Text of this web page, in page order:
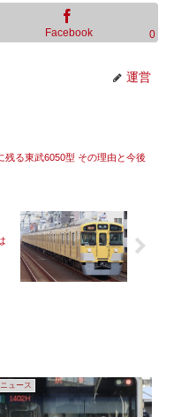
Facebook 0
運営
残る東武6050型 その理由と今後
ュース